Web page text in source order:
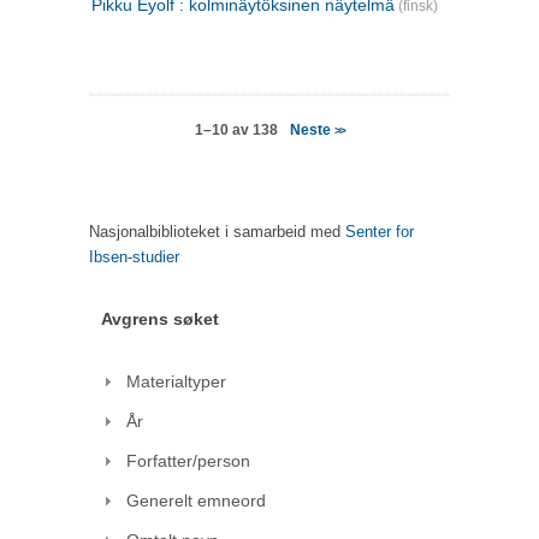
Pikku Eyolf : kolminäytöksinen näytelmä (finsk)
1–10 av 138 Neste >>
Nasjonalbiblioteket i samarbeid med Senter for
Ibsen-studier
Avgrens søket
Materialtyper
År
Forfatter/person
Generelt emneord